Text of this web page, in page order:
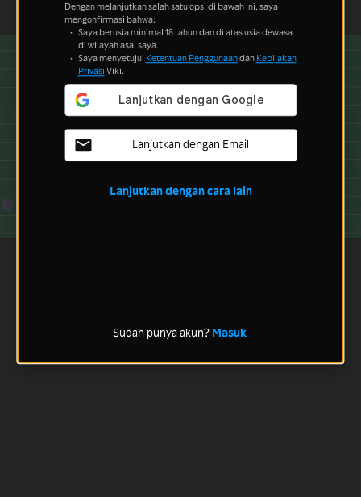
Dengan melanjutkan salah satu opsi di bawah ini, saya
mengonfirmasi bahwa:
Saya berusia minimal 18 tahun dan di atas usia dewasa
di wilayah asal saya.
Saya menyetujui Ketentuan Penggunaandan Kebijakan
Privasi Viki.
Lanjutkan dengan Email
Lanjutkan dengan cara lain
Sudah punya akun? Masuk